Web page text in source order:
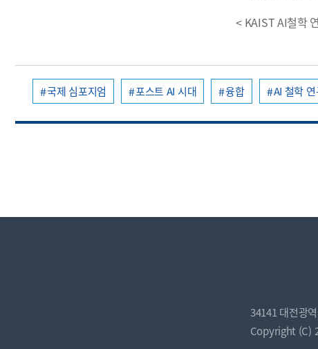
< KAIST AI철학
국제 심포지엄 포스트 AI 시대 융합 AI 철학
34141 대전광
Copyright (C)